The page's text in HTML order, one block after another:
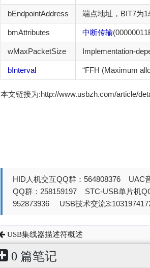
bEndpointAddress 端点地址，BIT7为
bmAttributes 中断传输
wMaxPacketSize Implementation-
bInterval “FFH (Maximum
本文链接为:http://www.usbzh.com/article/
HID人机交互QQ群：564808376 UAC
QQ群：258159197 STC-USB单片机
952873936 USB技术交流
USB集线器描述符概述
0 篇笔记